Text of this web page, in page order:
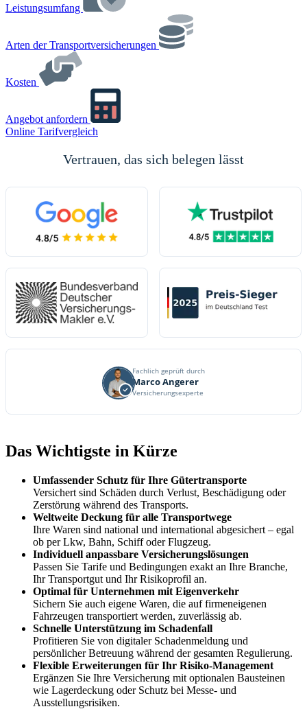
Leistungsumfang
Arten der Transportversicherungen
Kosten
Angebot anfordern
Online Tarifvergleich
Vertrauen, das sich belegen lässt
(öffnet in neuem Tab) (öffnet in neuem
(öffnet in neuem Tab)
Fachlich geprüft durch
Marco Angerer
Versicherungsexperte
Das Wichtigste in Kürze
Umfassender Schutz für Ihre Gütertransporte
Versichert sind Schäden durch Verlust, Beschädigung oder
Zerstörung während des Transports.
Weltweite Deckung für alle Transportwege
Ihre Waren sind national und international abgesichert – egal
ob per Lkw, Bahn, Schiff oder Flugzeug.
Individuell anpassbare Versicherungslösungen
Passen Sie Tarife und Bedingungen exakt an Ihre Branche,
Ihr Transportgut und Ihr Risikoprofil an.
Optimal für Unternehmen mit Eigenverkehr
Sichern Sie auch eigene Waren, die auf firmeneigenen
Fahrzeugen transportiert werden, zuverlässig ab.
Schnelle Unterstützung im Schadenfall
Profitieren Sie von digitaler Schadenmeldung und
persönlicher Betreuung während der gesamten Regulierung.
Flexible Erweiterungen für Ihr Risiko-Management
Ergänzen Sie Ihre Versicherung mit optionalen Bausteinen
wie Lagerdeckung oder Schutz bei Messe- und
Ausstellungsrisiken.